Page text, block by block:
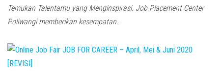
Temukan Talentamu yang Menginspirasi. Job Placement Center
Poliwangi memberikan kesempatan…